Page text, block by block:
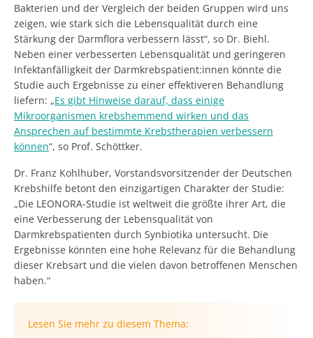
Bakterien und der Vergleich der beiden Gruppen wird uns
zeigen, wie stark sich die Lebensqualität durch eine
Stärkung der Darmflora verbessern lässt“, so Dr. Biehl.
Neben einer verbesserten Lebensqualität und geringeren
Infektanfälligkeit der Darmkrebspatient:innen könnte die
Studie auch Ergebnisse zu einer effektiveren Behandlung
liefern: „Es gibt Hinweise darauf, dass einige
Mikroorganismen krebshemmend wirken und das
Ansprechen auf bestimmte Krebstherapien verbessern
können“, so Prof. Schöttker.
Dr. Franz Kohlhuber, Vorstandsvorsitzender der Deutschen
Krebshilfe betont den einzigartigen Charakter der Studie:
„Die LEONORA-Studie ist weltweit die größte ihrer Art, die
eine Verbesserung der Lebensqualität von
Darmkrebspatienten durch Synbiotika untersucht. Die
Ergebnisse könnten eine hohe Relevanz für die Behandlung
dieser Krebsart und die vielen davon betroffenen Menschen
haben.“
Lesen Sie mehr zu diesem Thema: